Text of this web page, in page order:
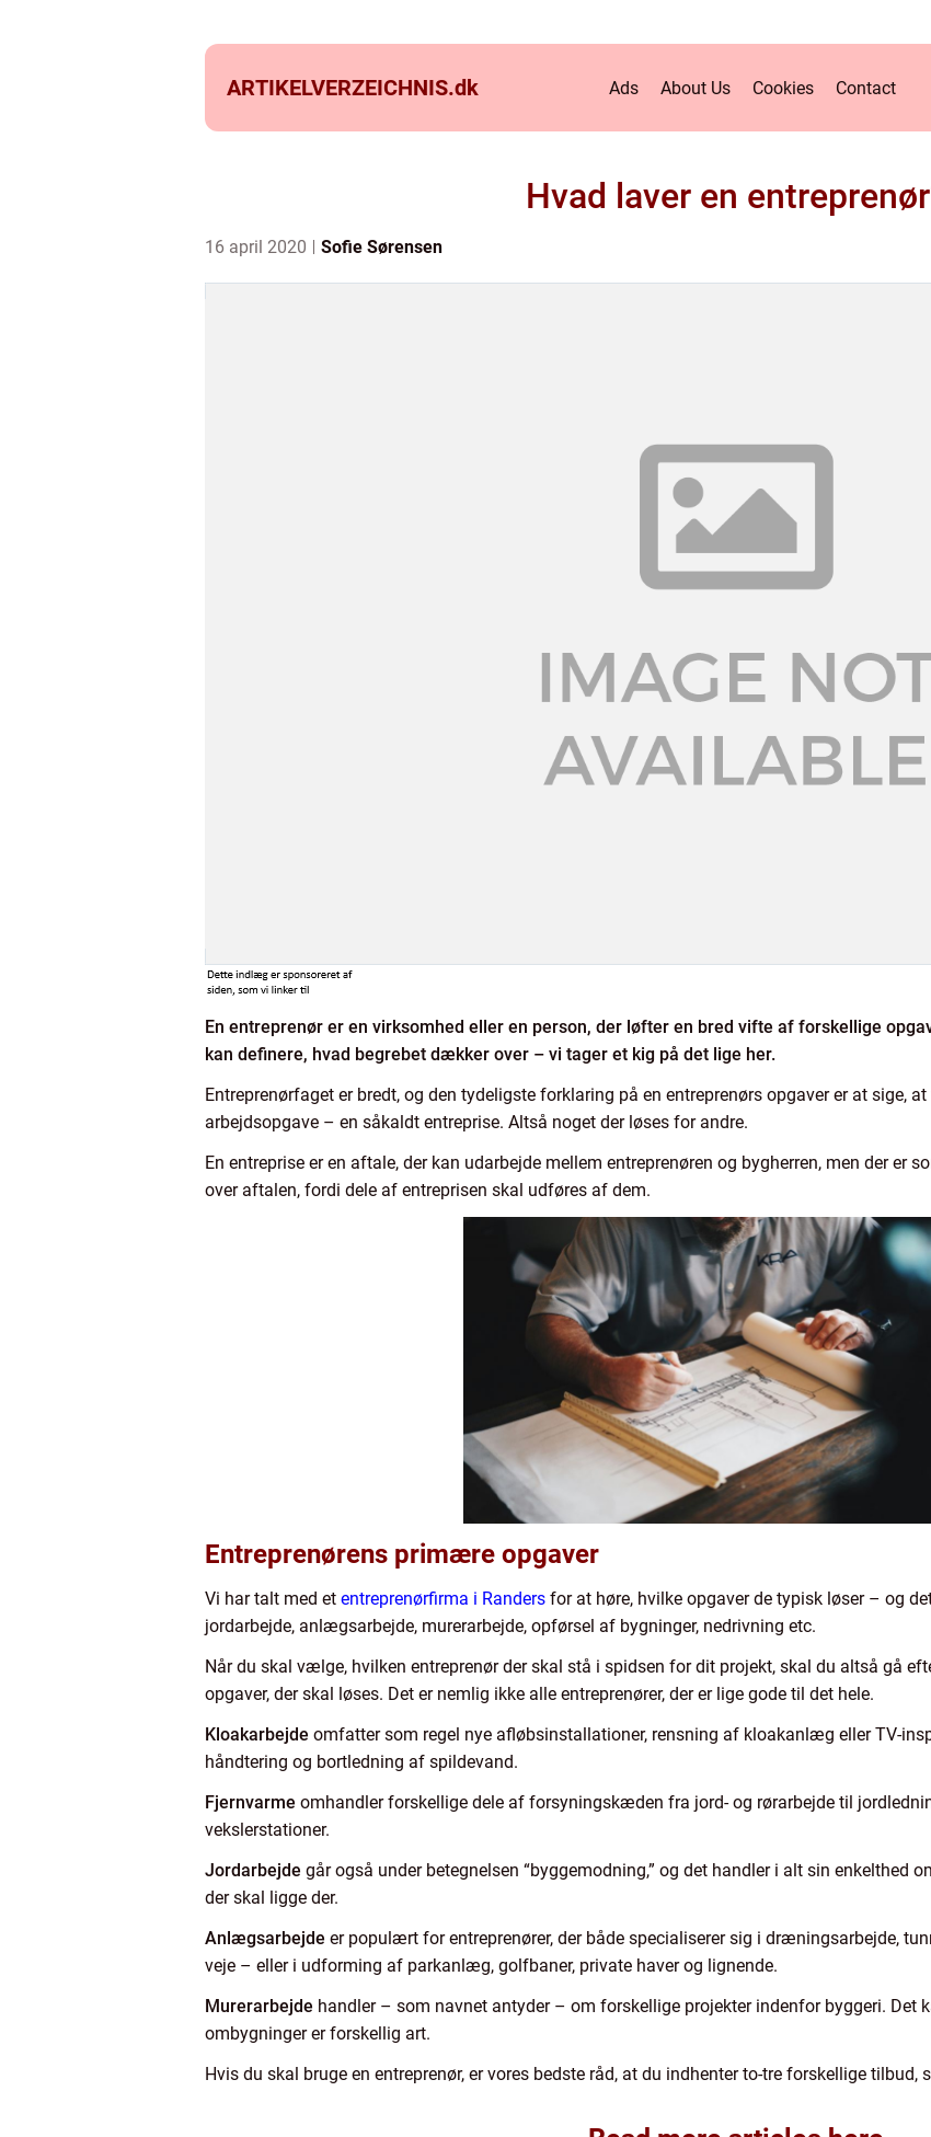
ARTIKELVERZEICHNIS.dk Ads About Us Cookies Contact
Hvad laver en
16 april 2020 Sofie Sørensen
En entreprenør er en virksomhed eller en person, der løfter en bred vifte af forskellige
kan definere, hvad begrebet dækker over – vi tager et kig på det lige her.
Entreprenørfaget er bredt, og den tydeligste forklaring på en entreprenørs opgaver er at sige,
arbejdsopgave – en såkaldt entreprise. Altså noget der løses for andre.
En entreprise er en aftale, der kan udarbejde mellem entreprenøren og bygherren, men der er
over aftalen, fordi dele af entreprisen skal udføres af dem.
Entreprenørens primære opgaver
Vi har talt med et entreprenørfirma i Randers for at høre, hvilke opgaver de typisk løser – og
jordarbejde, anlægsarbejde, murerarbejde, opførsel af bygninger, nedrivning etc.
Når du skal vælge, hvilken entreprenør der skal stå i spidsen for dit projekt, skal du altså gå
opgaver, der skal løses. Det er nemlig ikke alle entreprenører, der er lige gode til det hele.
Kloakarbejde omfatter som regel nye afløbsinstallationer, rensning af kloakanlæg eller TV-
håndtering og bortledning af spildevand.
Fjernvarme omhandler forskellige dele af forsyningskæden fra jord- og rørarbejde til
vekslerstationer.
Jordarbejde går også under betegnelsen “byggemodning,” og det handler i alt sin enkelthed
der skal ligge der.
Anlægsarbejde er populært for entreprenører, der både specialiserer sig i dræningsarbejde,
veje – eller i udforming af parkanlæg, golfbaner, private haver og lignende.
Murerarbejde handler – som navnet antyder – om forskellige projekter indenfor byggeri. Det
ombygninger er forskellig art.
Hvis du skal bruge en entreprenør, er vores bedste råd, at du indhenter to-tre forskellige